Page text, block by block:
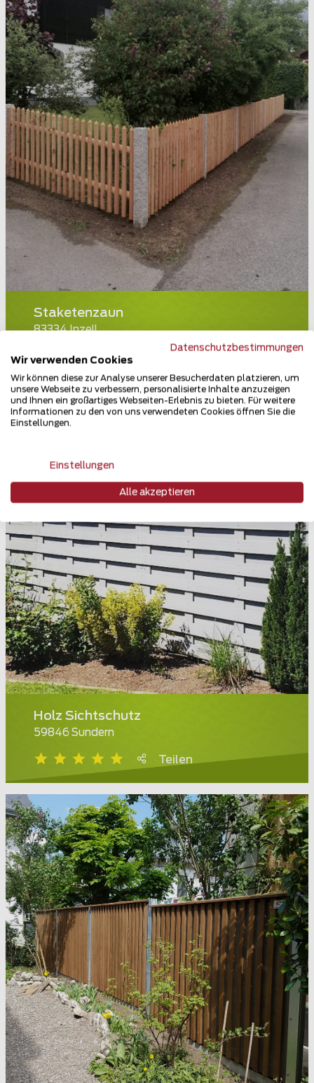
Staketenzaun
83334 Inzell
Holz Sichtschutz
59846 Sundern
Teilen
Datenschutzbestimmungen
Wir verwenden Cookies
Wir können diese zur Analyse unserer Besucherdaten platzieren, um
unsere Webseite zu verbessern, personalisierte Inhalte anzuzeigen
und Ihnen ein großartiges Webseiten-Erlebnis zu bieten. Für weitere
Informationen zu den von uns verwendeten Cookies öffnen Sie die
Einstellungen.
Einstellungen
Alle akzeptieren